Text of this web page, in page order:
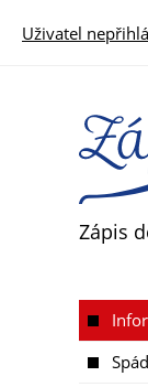
Uživatel
Zápis